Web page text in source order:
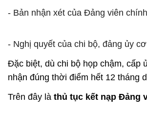
- Bản nhận xét của Đảng viên
- Nghị quyết của chi bộ, đảng ủy
Đặc biệt, dù chi bộ họp chậm, cấp
nhận đúng thời điểm hết 12 tháng
Trên đây là thủ tục kết nạp Đảng